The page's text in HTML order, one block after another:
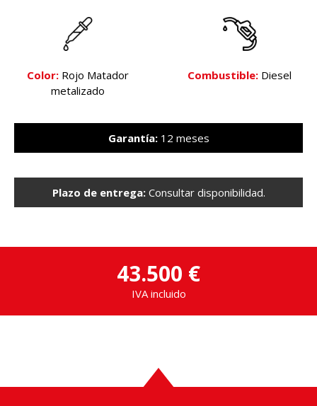
Color:Rojo Matador
metalizado
Combustible: Diesel
Garantía:12 meses
Plazo de entrega:Consultar disponibilidad.
43.500 €
IVA incluido